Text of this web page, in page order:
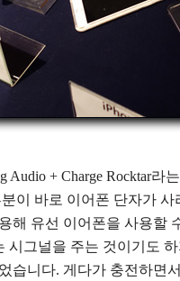
Audio + Charge Rocktar라
이 바로 이어폰 단자가
해 유선 이어폰을 사용할
시그널을 주는 것이기도
습니다. 게다가 충전하면